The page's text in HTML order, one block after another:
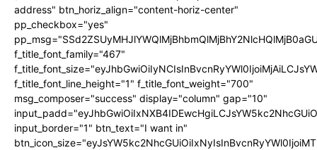
address" btn_horiz_align="content-horiz-center"
pp_checkbox="yes"
f_title_font_family="467"
f_title_font_line_height="1" f_title_font_weight="700"
msg_composer="success" display="column" gap="10"
input_border="1" btn_text="I want in"